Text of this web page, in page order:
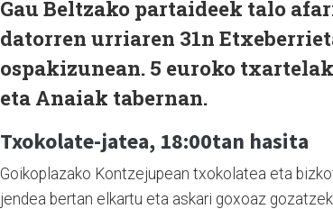
Gau Beltzako partaideek talo
datorren urriaren 31n
ospakizunean. 5 euroko
eta Anaiak tabernan.
Txokolate-jatea, 18:00tan hasita
Goikoplazako Kontzejupean txokolatea eta
jendea bertan elkartu eta askari goxoaz